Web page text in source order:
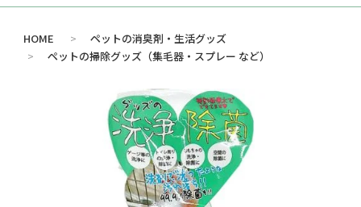
HOME > ペットの消臭剤・生活グッズ
> ペットの掃除グッズ（集毛器・スプレー など）